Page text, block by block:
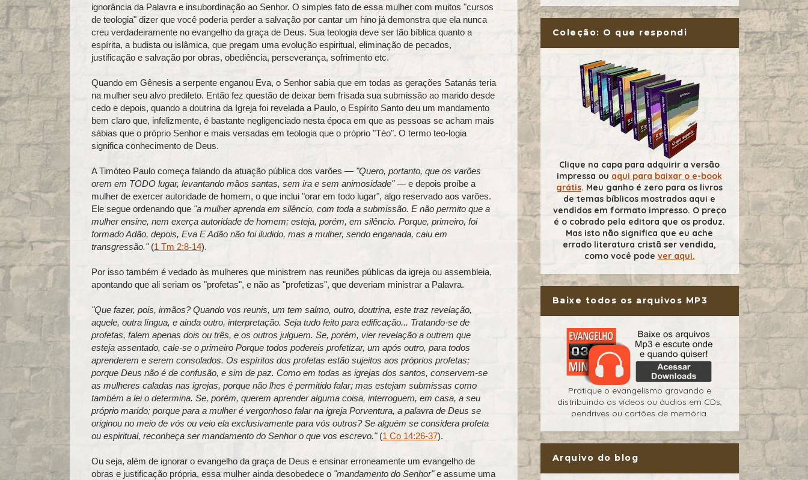
ignorância da Palavra e insubordinação ao Senhor. O simples fato de essa mulher com muitos "cursos
de teologia" dizer que você poderia perder a salvação por cantar um hino já demonstra que ela nunca
creu verdadeiramente no evangelho da graça de Deus. Sua teologia deve ser tão bíblica quanto a
espírita, a budista ou islâmica, que pregam uma evolução espiritual, eliminação de pecados,
justificação e salvação por obras, obediência, perseverança, sofrimento etc.
Quando em Gênesis a serpente enganou Eva, o Senhor sabia que em todas as gerações Satanás teria
na mulher seu alvo predileto. Então fez questão de deixar bem frisada sua submissão ao marido desde
cedo e depois, quando a doutrina da Igreja foi revelada a Paulo, o Espírito Santo deu um mandamento
bem claro que, infelizmente, é bastante negligenciado nesta época em que as pessoas se acham mais
sábias que o próprio Senhor e mais versadas em teologia que o próprio "Téo". O termo teo-logia
significa conhecimento de Deus.
A Timóteo Paulo começa falando da atuação pública dos varões —"Quero, portanto, que os varões
orem em TODO lugar, levantando mãos santas, sem ira e sem animosidade"— e depois proíbe a
mulher de exercer autoridade de homem, o que inclui "orar em todo lugar", algo reservado aos varões.
Ele segue ordenando que"a mulher aprenda em silêncio, com toda a submissão. E não permito que a
mulher ensine, nem exerça autoridade de homem; esteja, porém, em silêncio. Porque, primeiro, foi
formado Adão, depois, Eva E Adão não foi iludido, mas a mulher, sendo enganada, caiu em
transgressão."(1 Tm 2:8-14).
Por isso também é vedado às mulheres que ministrem nas reuniões públicas da igreja ou assembleia,
apontando que ali seriam os "profetas", e não as "profetizas", que deveriam ministrar a Palavra.
"Que fazer, pois, irmãos? Quando vos reunis, um tem salmo, outro, doutrina, este traz revelação,
aquele, outra língua, e ainda outro, interpretação. Seja tudo feito para edificação... Tratando-se de
profetas, falem apenas dois ou três, e os outros julguem. Se, porém, vier revelação a outrem que
esteja assentado, cale-se o primeiro Porque todos podereis profetizar, um após outro, para todos
aprenderem e serem consolados. Os espíritos dos profetas estão sujeitos aos próprios profetas;
porque Deus não é de confusão, e sim de paz. Como em todas as igrejas dos santos, conservem-se
as mulheres caladas nas igrejas, porque não lhes é permitido falar; mas estejam submissas como
também a lei o determina. Se, porém, querem aprender alguma coisa, interroguem, em casa, a seu
próprio marido; porque para a mulher é vergonhoso falar na igreja Porventura, a palavra de Deus se
originou no meio de vós ou veio ela exclusivamente para vós outros? Se alguém se considera profeta
ou espiritual, reconheça ser mandamento do Senhor o que vos escrevo."(1 Co 14:26-37).
Ou seja, além de ignorar o evangelho da graça de Deus e ensinar erroneamente um evangelho de
obras e justificação própria, essa mulher ainda desobedece o"mandamento do Senhor"e assume uma
Coleção: O que respondi
Clique na capa para adquirir a versão
impressa ou aqui para baixar o e-book
grátis. Meu ganho é zero para os livros
de temas bíblicos mostrados aqui e
vendidos em formato impresso. O preço
é o cobrado pela editora que os produz.
Mas isto não significa que eu ache
errado literatura cristã ser vendida,
como você pode ver aqui.
Baixe todos os arquivos MP3
Pratique o evangelismo gravando e
distribuindo os vídeos ou áudios em CDs,
pendrives ou cartões de memória.
Arquivo do blog